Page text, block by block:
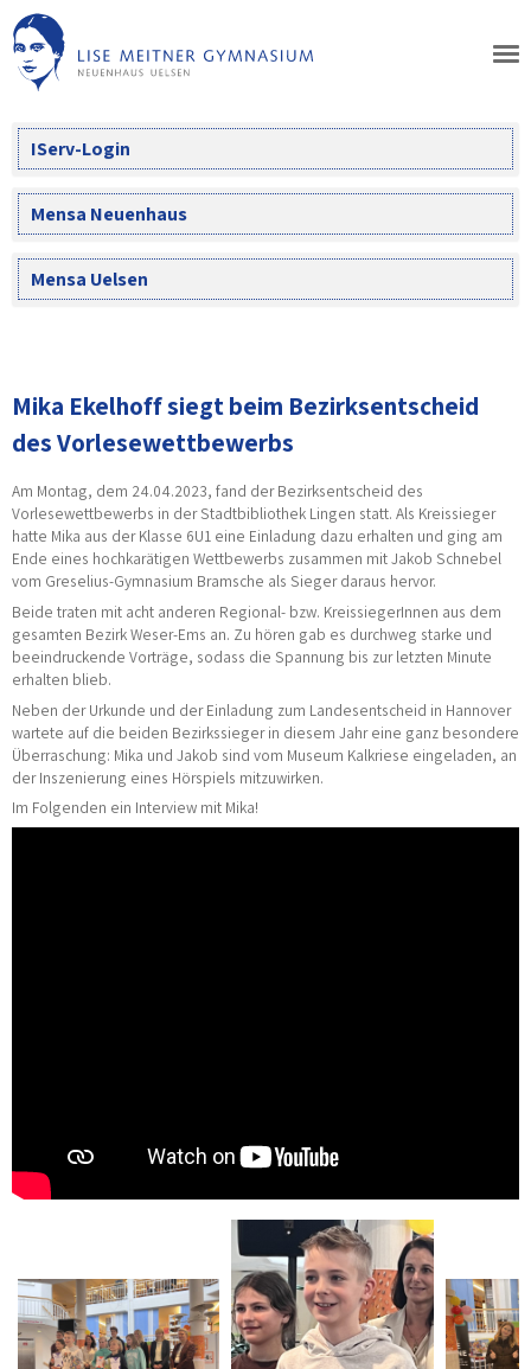
Skip
to
content
IServ-Login
Mensa Neuenhaus
Mensa Uelsen
Mika Ekelhoff siegt beim Bezirksentscheid
des Vorlesewettbewerbs
Am Montag, dem 24.04.2023, fand der Bezirksentscheid des
Vorlesewettbewerbs in der Stadtbibliothek Lingen statt. Als Kreissieger
hatte Mika aus der Klasse 6U1 eine Einladung dazu erhalten und ging am
Ende eines hochkarätigen Wettbewerbs zusammen mit Jakob Schnebel
vom Greselius-Gymnasium Bramsche als Sieger daraus hervor.
Beide traten mit acht anderen Regional- bzw. KreissiegerInnen aus dem
gesamten Bezirk Weser-Ems an. Zu hören gab es durchweg starke und
beeindruckende Vorträge, sodass die Spannung bis zur letzten Minute
erhalten blieb.
Neben der Urkunde und der Einladung zum Landesentscheid in Hannover
wartete auf die beiden Bezirkssieger in diesem Jahr eine ganz besondere
Überraschung: Mika und Jakob sind vom Museum Kalkriese eingeladen, an
der Inszenierung eines Hörspiels mitzuwirken.
Im Folgenden ein Interview mit Mika!